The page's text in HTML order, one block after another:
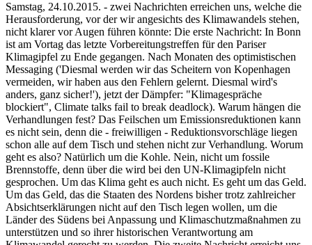
Samstag, 24.10.2015. - zwei Nachrichten erreichen uns, welche die
Herausforderung, vor der wir angesichts des Klimawandels stehen,
nicht klarer vor Augen führen könnte: Die erste Nachricht: In Bonn
ist am Vortag das letzte Vorbereitungstreffen für den Pariser
Klimagipfel zu Ende gegangen. Nach Monaten des optimistischen
Messaging ('Diesmal werden wir das Scheitern von Kopenhagen
vermeiden, wir haben aus den Fehlern gelernt. Diesmal wird's
anders, ganz sicher!'), jetzt der Dämpfer: "Klimagespräche
blockiert", Climate talks fail to break deadlock). Warum hängen die
Verhandlungen fest? Das Feilschen um Emissionsreduktionen kann
es nicht sein, denn die - freiwilligen - Reduktionsvorschläge liegen
schon alle auf dem Tisch und stehen nicht zur Verhandlung. Worum
geht es also? Natürlich um die Kohle. Nein, nicht um fossile
Brennstoffe, denn über die wird bei den UN-Klimagipfeln nicht
gesprochen. Um das Klima geht es auch nicht. Es geht um das Geld.
Um das Geld, das die Staaten des Nordens bisher trotz zahlreicher
Absichtserklärungen nicht auf den Tisch legen wollen, um die
Länder des Südens bei Anpassung und Klimaschutzmaßnahmen zu
unterstützen und so ihrer historischen Verantwortung am